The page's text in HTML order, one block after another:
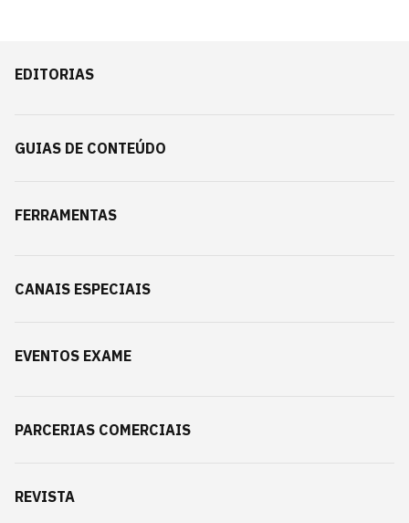
EDITORIAS
GUIAS DE CONTEÚDO
FERRAMENTAS
CANAIS ESPECIAIS
EVENTOS EXAME
PARCERIAS COMERCIAIS
REVISTA